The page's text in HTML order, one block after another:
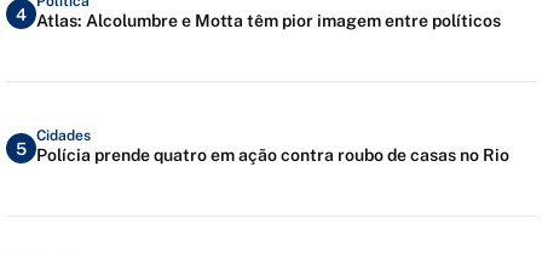
4 Atlas: Alcolumbre e Motta têm pior imagem entre políticos
5
Cidades
Polícia prende quatro em ação contra roubo de casas no Rio